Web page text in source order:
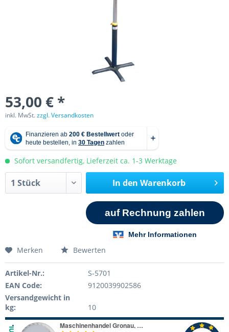
53,00 € *
inkl. MwSt.zzgl. Versandkosten
Sofort versandfertig, Lieferzeit ca. 1-3 Werktage
In den Warenkorb
Merken Bewerten
Artikel-Nr.:
S-5701
EAN Code:
9120039902586
Versandgewicht in
kg:
10